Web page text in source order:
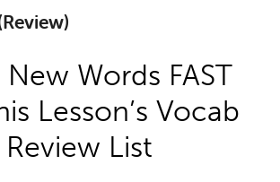
New Words FAST
Lesson’s Vocab
Review List